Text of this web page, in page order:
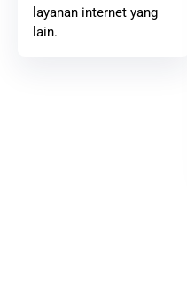
layanan internet yang
lain.